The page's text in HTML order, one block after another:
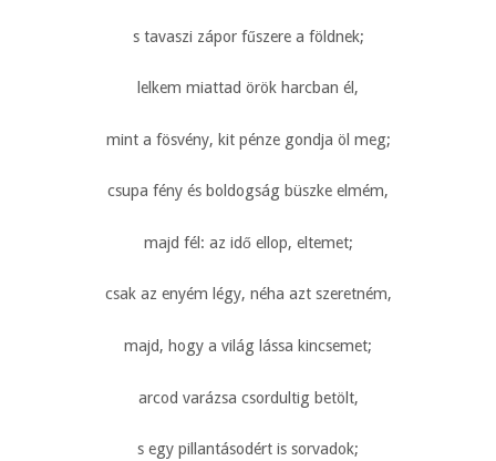
s tavaszi zápor fűszere a földnek;
lelkem miattad örök harcban él,
mint a fösvény, kit pénze gondja öl meg;
csupa fény és boldogság büszke elmém,
majd fél: az idő ellop, eltemet;
csak az enyém légy, néha azt szeretném,
majd, hogy a világ lássa kincsemet;
arcod varázsa csordultig betölt,
s egy pillantásodért is sorvadok;